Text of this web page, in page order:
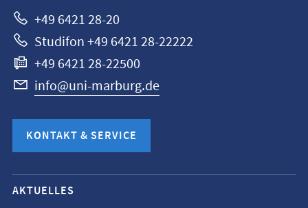
+49 6421 28-20
Studifon +49 6421 28-22222
+49 6421 28-22500
info@uni-marburg.de
KONTAKT & SERVICE
Mobile-
AKTUELLES